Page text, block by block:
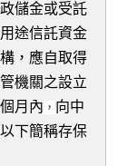
儲金或受託
途信託資金
，應自取得
機關之設立
月內 ， 向中
下簡稱存保